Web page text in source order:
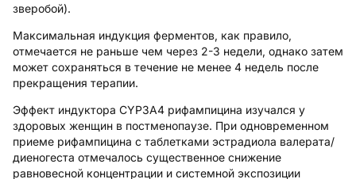
зверобой).
Максимальная индукция ферментов, как правило,
отмечается не раньше чем через 2-3 недели, однако затем
может сохраняться в течение не менее 4 недель после
прекращения терапии.
Эффект индуктора CYP3A4 рифампицина изучался у
здоровых женщин в постменопаузе. При одновременном
приеме рифампицина с таблетками эстрадиола валерата/
диеногеста отмечалось существенное снижение
равновесной концентрации и системной экспозиции